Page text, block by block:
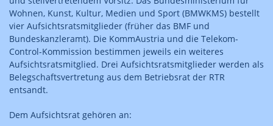
Wohnen, Kunst, Kultur, Medien und Sport (BMWKMS) bestellt
vier Aufsichtsratsmitglieder (früher das BMF und
Bundeskanzleramt). Die KommAustria und die Telekom-
Control-Kommission bestimmen jeweils ein weiteres
Aufsichtsratsmitglied. Drei Aufsichtsratsmitglieder werden als
Belegschaftsvertretung aus dem Betriebsrat der RTR
entsandt.
Dem Aufsichtsrat gehören an: